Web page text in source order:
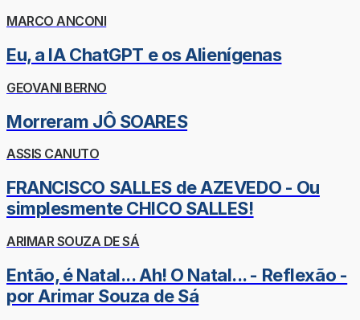
MARCO ANCONI
Eu, a IA ChatGPT e os Alienígenas
GEOVANI BERNO
Morreram JÔ SOARES
ASSIS CANUTO
FRANCISCO SALLES de AZEVEDO - Ou
simplesmente CHICO SALLES!
ARIMAR SOUZA DE SÁ
Então, é Natal... Ah! O Natal... - Reflexão -
por Arimar Souza de Sá